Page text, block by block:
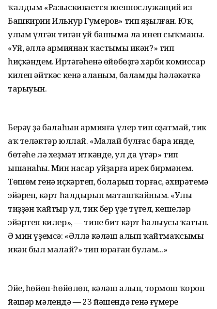
ҡалдым «Разыскивается военнослужащий из
Башкирии Ильнур Гумеров» тип яҙылған. Юҡ,
улым үлгән тигән уй башыма ла инеп сыҡманы.
«Уй, әллә армиянан ҡастымы икән?» тип
һиҫкәндем. Иртәгәһенә өйөбөҙгә хәрби комиссар
килеп әйткәс кенә аңланым, баламдың һәләкәткә
тарыуын.
Берәү ҙә балаһын армияға үлер тип оҙатмай, тик
аҡ теләктәр юллай. «Малай булғас бара инде,
бөтәһе лә хеҙмәт иткәнде, ул да үтәр» тип
ышанаһың. Мин насар уйҙарға ирек бирмәнем.
Төшөм генә иҫкәртеп, боларып торғас, әхирәтемә
эйәреп, кәрт һалдырып маташҡайным. «Улың
тиҙҙән ҡайтыр ул, тик бер үҙе түгел, кешеләр
эйәртеп килер», — тине бит кәрт һалыусы ҡатын.
Ә мин үҙемсә: «Әллә кәләш алып ҡайтмаҡсымы
икән был малай?» тип юраған булам...»
Эйе, һөйөп-һөйөлөп, кәләш алып, тормош ҡороп
йәшәр мәлендә — 23 йәшендә генә ғүмере